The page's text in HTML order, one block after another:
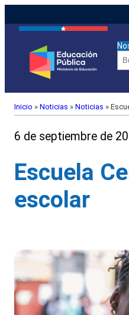
Inicio » Noticias » Noticias »
6 de septiembre de
Escuela
escolar